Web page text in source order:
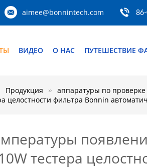
aimee@bonnintech.com
ВИДЕО О НАС ПУТЕШЕСТВИЕ
Продукция аппаратуры по
целостности фильтра Bonnin
тестера